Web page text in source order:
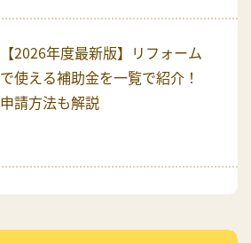
【2026年度最新版】リフォーム
で使える補助金を一覧で紹介！
申請方法も解説